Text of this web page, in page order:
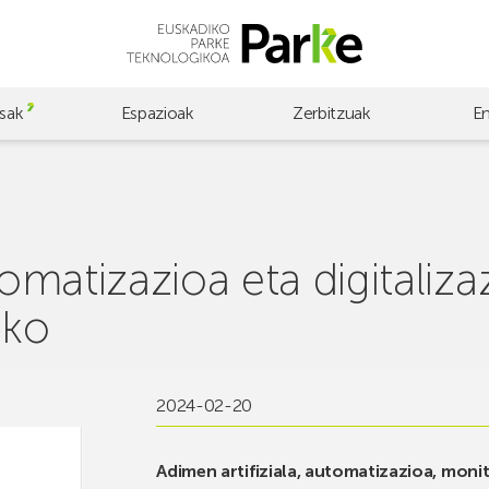
Espazioak Zerbitzuak
eta
2024-02-20
Adimen artifiziala, automatizazioa,